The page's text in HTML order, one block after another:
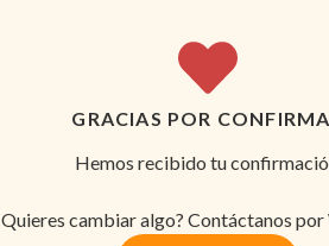
GRACIAS POR
Hemos recibido tu
Quieres cambiar algo? Contáctanos